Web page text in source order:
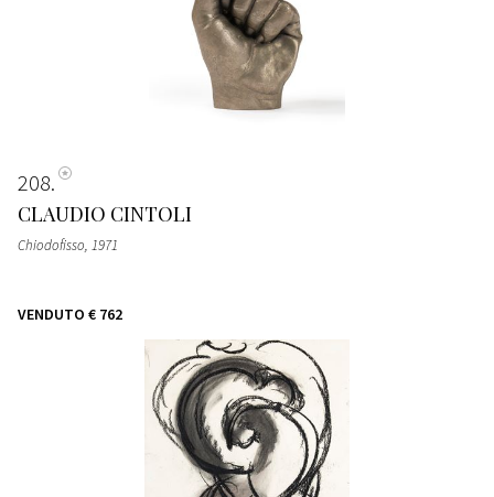
208
CLAUDIO CINTOLI
Chiodofisso, 1971
VENDUTO € 762